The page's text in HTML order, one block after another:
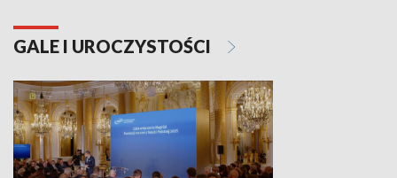
GALE I UROCZYSTOŚCI